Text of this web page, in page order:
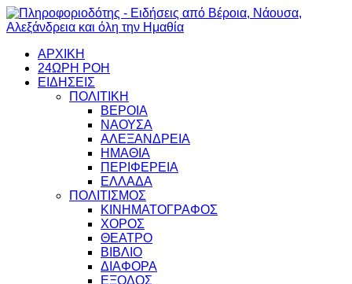
ΑΡΧΙΚΗ
24ΩΡΗ ΡΟΗ
ΕΙΔΗΣΕΙΣ
ΠΟΛΙΤΙΚΗ
ΒΕΡΟΙΑ
ΝΑΟΥΣΑ
ΑΛΕΞΑΝΔΡΕΙΑ
ΗΜΑΘΙΑ
ΠΕΡΙΦΕΡΕΙΑ
ΕΛΛΑΔΑ
ΠΟΛΙΤΙΣΜΟΣ
ΚΙΝΗΜΑΤΟΓΡΑΦΟΣ
ΧΟΡΟΣ
ΘΕΑΤΡΟ
ΒΙΒΛΙΟ
ΔΙΑΦΟΡΑ
ΕΞΟΔΟΣ